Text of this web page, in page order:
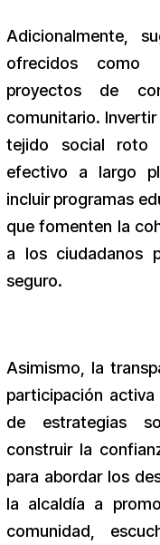
Adicionalmente,
ofrecidos como
proyectos de
comunitario.
tejido social roto
efectivo a largo
incluir programas
que fomenten la
a los ciudadanos
seguro.
Asimismo, la
participación
de estrategias
construir la
para abordar los
la alcaldía a
comunidad,